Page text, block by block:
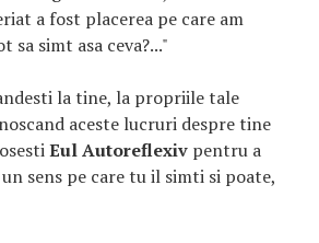
a fost placerea pe care am
sa simt asa ceva?..."
la tine, la propriile tale
aceste lucruri despre tine
Eul Autoreflexiv pentru a
sens pe care tu il simti si poate,